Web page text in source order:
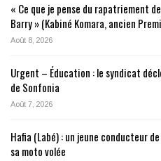
« Ce que je pense du rapatriement
Barry » (Kabiné Komara, ancien
Août 8, 2026
Urgent – Éducation : le syndicat
de Sonfonia
Août 7, 2026
Hafia (Labé) : un jeune conducteur
sa moto volée